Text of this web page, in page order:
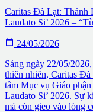
Caritas Đà Lạt: Thánh
Laudato Si’ 2026 –
 24/05/2026
Sáng ngày 22/05/
thiên nhiên, Caritas
tâm Mục vụ Giáo
Laudato Si’ 2026. Sự
mà còn gieo vào lòng